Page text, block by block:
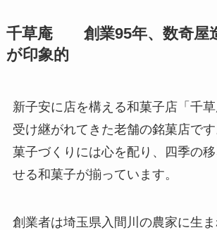
千草庵創業95年、数奇屋
が印象的
新子安に店を構える和菓子店「千
受け継がれてきた老舗の銘菓店で
菓子づくりには心を配り、四季の
せる和菓子が揃っています。
創業者は埼玉県入間川の農家に生